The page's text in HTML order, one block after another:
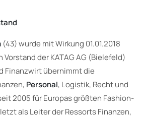
(43) wurde mit Wirkung 01.01.2018
der KATAG AG (Bielefeld)
Finanzwirt übernimmt die
Personal, Logistik, Recht und
2005 für Europas größten Fashion-
als Leiter der Ressorts Finanzen,